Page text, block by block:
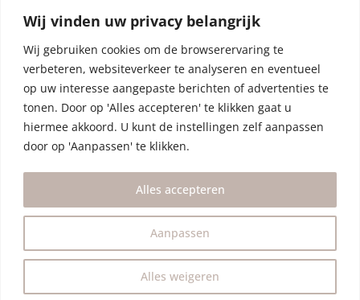
Wij vinden uw privacy belangrijk
Wij gebruiken cookies om de browserervaring te
verbeteren, websiteverkeer te analyseren en eventueel
op uw interesse aangepaste berichten of advertenties te
tonen. Door op 'Alles accepteren' te klikken gaat u
hiermee akkoord. U kunt de instellingen zelf aanpassen
door op 'Aanpassen' te klikken.
Aanpassen
Alles weigeren
Alles accepteren
Retourneren
Betalen & verzendkosten
Privacy Policy
Algemene Voorwaarden